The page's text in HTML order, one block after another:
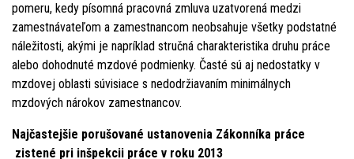
pomeru, kedy písomná pracovná zmluva uzatvorená medzi
zamestnávateľom a zamestnancom neobsahuje všetky podstatné
náležitosti, akými je napríklad stručná charakteristika druhu práce
alebo dohodnuté mzdové podmienky. Časté sú aj nedostatky v
mzdovej oblasti súvisiace s nedodržiavaním minimálnych
mzdových nárokov zamestnancov.
Najčastejšie porušované ustanovenia Zákonníka práce
zistené pri inšpekcii práce v roku 2013